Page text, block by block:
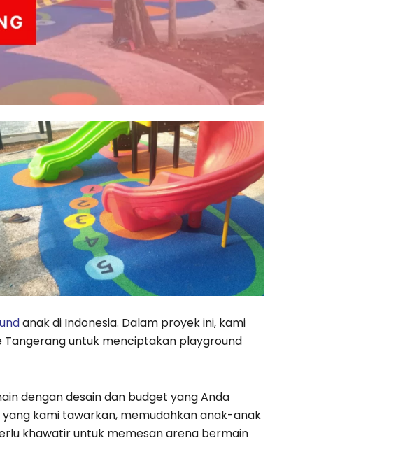
anak di Indonesia. Dalam proyek ini, kami
Tangerang untuk menciptakan playground
dengan desain dan budget yang Anda
kami tawarkan, memudahkan anak-anak
khawatir untuk memesan arena bermain